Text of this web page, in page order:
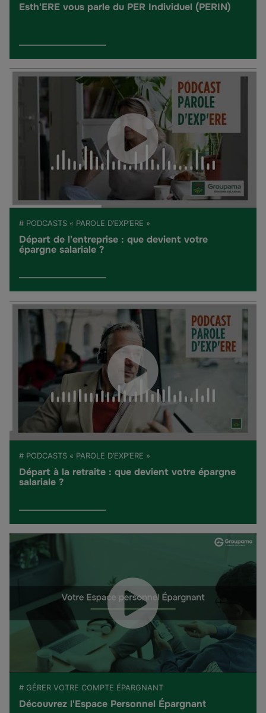
Esth'ERE vous parle du PER Individuel (PERIN)
# PODCASTS « PAROLE D’EXP’ERE »
Départ de l'entreprise : que devient votre
épargne salariale ?
# PODCASTS « PAROLE D’EXP’ERE »
Départ à la retraite : que devient votre épargne
salariale ?
# GÉRER VOTRE COMPTE ÉPARGNANT
Découvrez l'Espace Personnel Épargnant